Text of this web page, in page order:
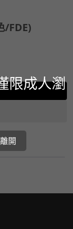
/FDE)
限成人瀏
開